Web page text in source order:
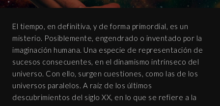
El tiempo, en definitiva, y de forma primordial, es un
misterio. Posiblemente, engendrado o inventado por la
imaginación humana. Una especie de representación de
sucesos consecuentes, en el dinamismo intrínseco del
universo. Con ello, surgen cuestiones, como las de los
universos paralelos. A raíz de los últimos
descubrimientos del siglo XX, en lo que se refiere a la